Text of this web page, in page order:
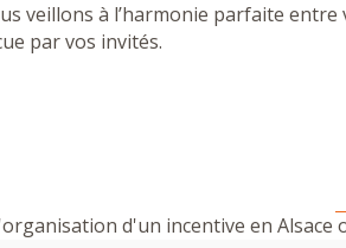
veillons à l’harmonie parfaite entre
par vos invités.
d'un incentive en